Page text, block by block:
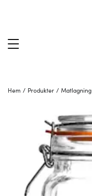
Hem / Produkter / Matlagning